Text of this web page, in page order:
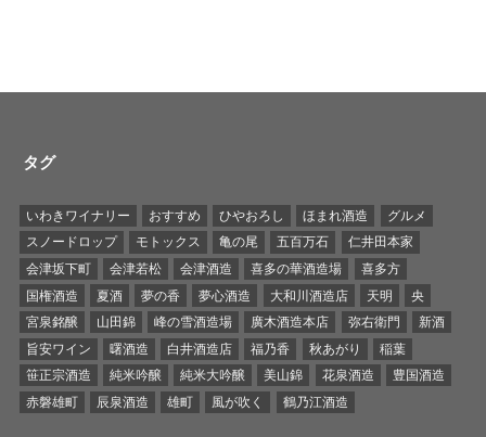
タグ
いわきワイナリー おすすめ ひやおろし ほまれ酒造
グルメ
スノードロップ
モトックス 亀の尾 五百万石
仁井田本家
会津坂下町
会津若松 会津酒造 喜多の華酒造場
喜多方
国権酒造
夏酒 夢の香 夢心酒造 大和川酒造店 天明
央
宮泉銘醸
山田錦 峰の雪酒造場 廣木酒造本店 弥右衛門
新酒
旨安ワイン
曙酒造 白井酒造店 福乃香 秋あがり
稲葉
笹正宗酒造
純米吟醸 純米大吟醸 美山錦 花泉酒造
豊国酒造
赤磐雄町
辰泉酒造 雄町 風が吹く 鶴乃江酒造